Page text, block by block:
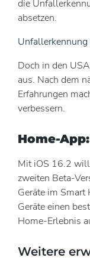
die
absetzen.
Doch in den
aus. Nach dem
Erfahrungen
verbessern.
Home-
Mit iOS 16.2 will
zweiten Beta-
Geräte im Smart
Geräte einen
Home-Erlebnis
Weitere